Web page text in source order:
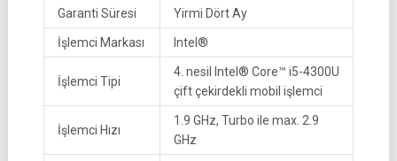
Garanti Süresi Yirmi Dört Ay
İşlemci Markası Intel®
İşlemci Tipi
4. nesil Intel® Core™ i5-4300U
çift çekirdekli mobil işlemci
İşlemci Hızı
1.9 GHz, Turbo ile max. 2.9
GHz